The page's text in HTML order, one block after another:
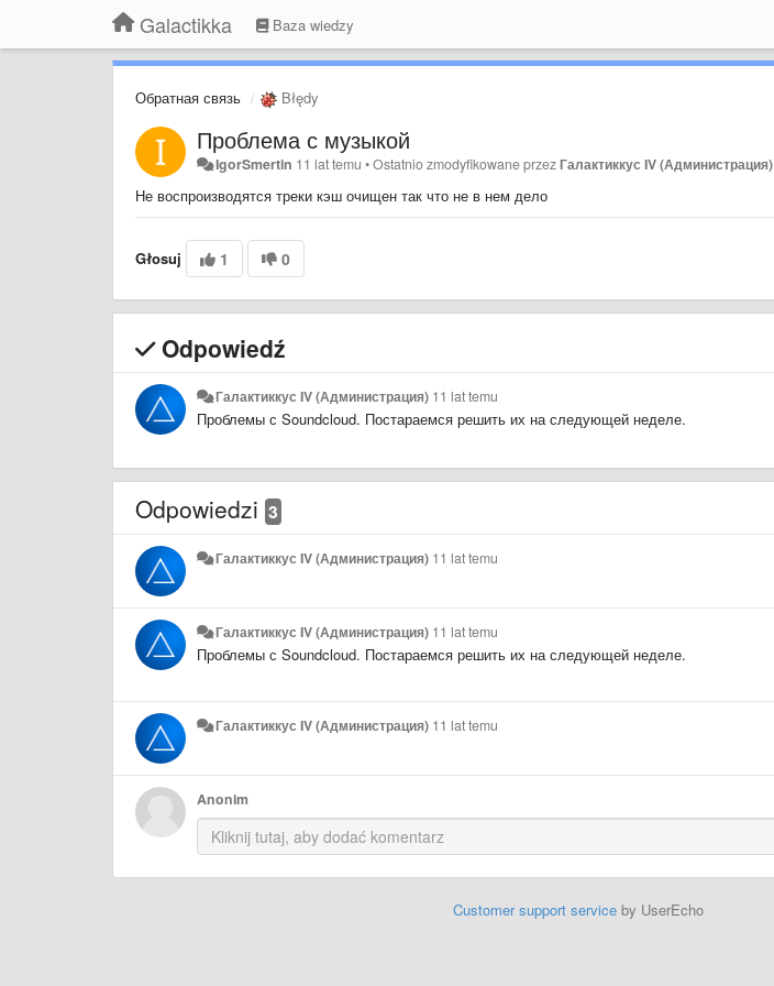
Galactikka Baza wiedzy
Обратная связь Błędy
Проблема с музыкой
IgorSmertin 11 lat temu •Ostatnio zmodyfikowane przezГалактиккус IV (Администрация)
Не воспроизводятся треки кэш очищен так что не в нем дело
Głosuj 1 0
Odpowiedź
Галактиккус IV (Администрация) 11 lat temu
Проблемы с Soundcloud. Постараемся решить их на следующей неделе.
Odpowiedzi 3
Галактиккус IV (Администрация) 11 lat temu
Галактиккус IV (Администрация) 11 lat temu
Проблемы с Soundcloud. Постараемся решить их на следующей неделе.
Галактиккус IV (Администрация) 11 lat temu
Anonim
Customer support serviceby UserEcho